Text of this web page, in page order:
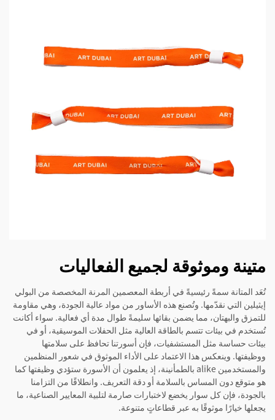
متينة وموثوقة لجميع الفعاليات
تُعَد المتانة سمةً رئيسيةً في أربطة المعصمين المرنة المخصصة من البولي
إيثيلين التي نقدّمها. وتُصنع هذه الأساور من مواد عالية الجودة، وهي مقاومة
للتمزق والبهتان، مما يضمن بقائها سليمةً طوال مدة أي فعالية. سواء أكانت
تُستخدم في بيئات تتسم بالطاقة العالية مثل الحفلات الموسيقية، أو في
بيئات حساسة مثل المستشفيات، فإن أسورتنا تحافظ على سلامتها
ووظيفتها. وينعكس هذا الاعتماد على الأداء الموثوق في شعور المنظمين
والمستخدمين alike بالطمأنينة، إذ يعلمون أن الأسورة ستؤدي وظيفتها كما
هو متوقع دون المساس بالسلامة أو دقة التعريف. وانطلاقًا من التزامنا
بالجودة، فإن كل سوار يخضع لاختبارات صارمة لتلبية المعايير الصناعية، ما
يجعلها خيارًا موثوقًا به عبر قطاعاتٍ متنوعة.